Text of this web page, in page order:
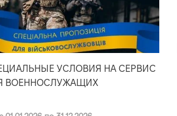
УСЛОВИЯ НА СЕРВИС
ВОЕННОСЛУЖАЩИХ